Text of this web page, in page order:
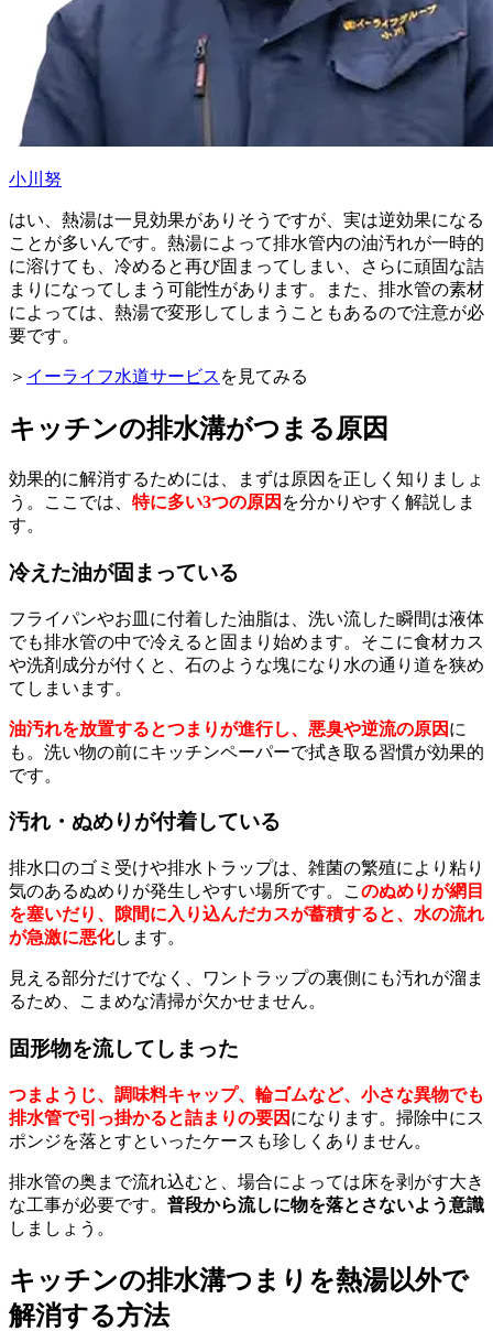
小川努
はい、熱湯は一見効果がありそうですが、実は逆効果になる
ことが多いんです。熱湯によって排水管内の油汚れが一時的
に溶けても、冷めると再び固まってしまい、さらに頑固な詰
まりになってしまう可能性があります。また、排水管の素材
によっては、熱湯で変形してしまうこともあるので注意が必
要です。
＞ イーライフ水道サービス を見てみる
キッチンの排水溝がつまる原因
効果的に解消するためには、まずは原因を正しく知りましょ
う。ここでは、 特に多い3つの原因 を分かりやすく解説しま
す。
冷えた油が固まっている
フライパンやお皿に付着した油脂は、洗い流した瞬間は液体
でも排水管の中で冷えると固まり始めます。そこに食材カス
や洗剤成分が付くと、石のような塊になり水の通り道を狭め
てしまいます。
油汚れを放置するとつまりが進行し、悪臭や逆流の原因 に
も。洗い物の前にキッチンペーパーで拭き取る習慣が効果的
です。
汚れ・ぬめりが付着している
排水口のゴミ受けや排水トラップは、雑菌の繁殖により粘り
気のあるぬめりが発生しやすい場所です。こ のぬめりが網目
を塞いだり、隙間に入り込んだカスが蓄積すると、水の流れ
が急激に悪化します。
見える部分だけでなく、ワントラップの裏側にも汚れが溜ま
るため、こまめな清掃が欠かせません。
固形物を流してしまった
つまようじ、調味料キャップ、輪ゴムなど、小さな異物でも
排水管で引っ掛かると詰まりの要因 になります。掃除中にス
ポンジを落とすといったケースも珍しくありません。
排水管の奥まで流れ込むと、場合によっては床を剥がす大き
な工事が必要です。 普段から流しに物を落とさないよう意識
しましょう。
キッチンの排水溝つまりを熱湯以外で
解消する方法